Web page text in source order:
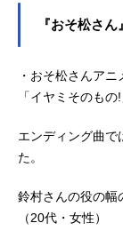
『おそ松さん
・おそ松さんア
「イヤミそのもの
エンディング曲で
た。
鈴村さんの役の幅
（20代・女性）